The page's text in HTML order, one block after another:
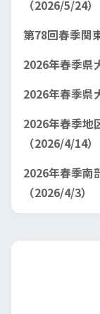
（2026/5/24）
第78回春季関
2026年春季県
2026年春季県
2026年春季地
（2026/4/14）
2026年春季南
（2026/4/3）